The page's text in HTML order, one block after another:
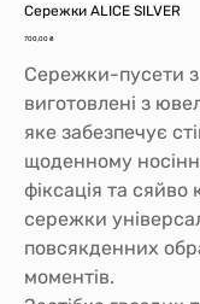
Сережки ALICE SILVER
Ціна
700,00 ₴
Сережки-пусети
виготовлені з
яке забезпечує
щоденному
фіксація та сяйво
сережки
повсякденних
моментів.